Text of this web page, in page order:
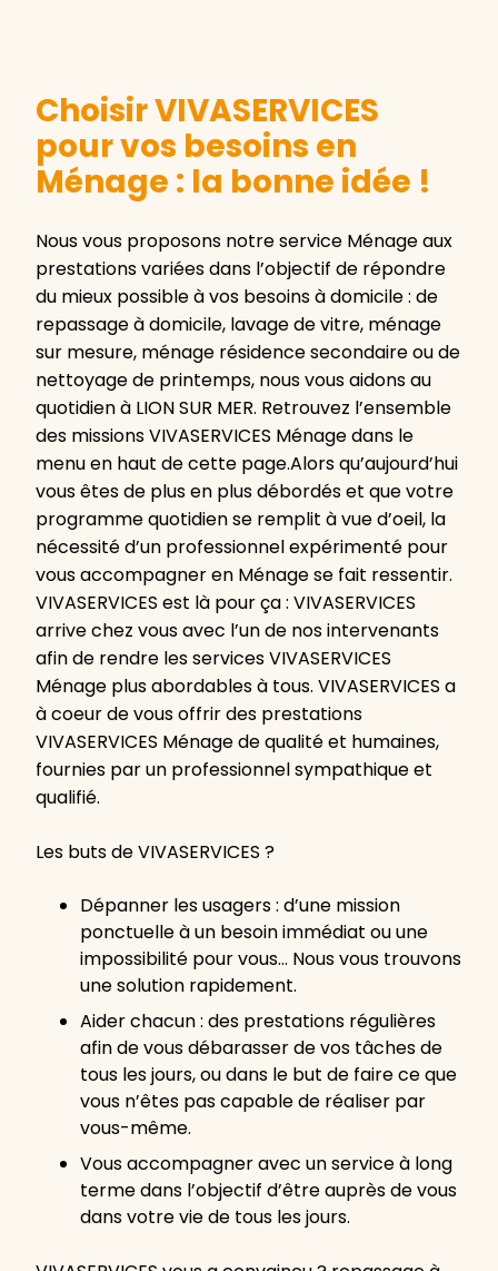
Choisir VIVASERVICES
pour vos besoins en
Ménage : la bonne idée !
Nous vous proposons notre service Ménage aux
prestations variées dans l’objectif de répondre
du mieux possible à vos besoins à domicile : de
repassage à domicile, lavage de vitre, ménage
sur mesure, ménage résidence secondaire ou de
nettoyage de printemps, nous vous aidons au
quotidien à LION SUR MER. Retrouvez l’ensemble
des missions VIVASERVICES Ménage dans le
menu en haut de cette page.Alors qu’aujourd’hui
vous êtes de plus en plus débordés et que votre
programme quotidien se remplit à vue d’oeil, la
nécessité d’un professionnel expérimenté pour
vous accompagner en Ménage se fait ressentir.
VIVASERVICES est là pour ça : VIVASERVICES
arrive chez vous avec l’un de nos intervenants
afin de rendre les services VIVASERVICES
Ménage plus abordables à tous. VIVASERVICES a
à coeur de vous offrir des prestations
VIVASERVICES Ménage de qualité et humaines,
fournies par un professionnel sympathique et
qualifié.
Les buts de VIVASERVICES ?
Dépanner les usagers : d’une mission
ponctuelle à un besoin immédiat ou une
impossibilité pour vous… Nous vous trouvons
une solution rapidement.
Aider chacun : des prestations régulières
afin de vous débarasser de vos tâches de
tous les jours, ou dans le but de faire ce que
vous n’êtes pas capable de réaliser par
vous-même.
Vous accompagner avec un service à long
terme dans l’objectif d’être auprès de vous
dans votre vie de tous les jours.